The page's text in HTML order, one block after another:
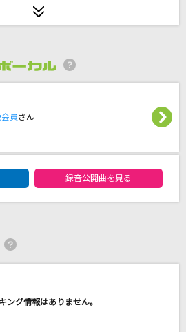
リ!
Go On [タイタニック・愛
員さん
録音公開曲を見る